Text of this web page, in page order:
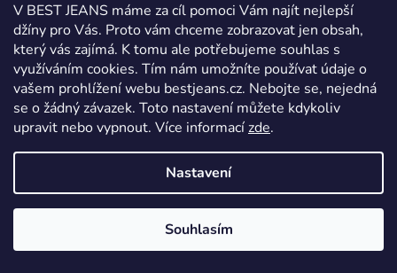
V BEST JEANS máme za cíl pomoci Vám najít nejlepší
džíny pro Vás. Proto vám chceme zobrazovat jen obsah,
který vás zajímá. K tomu ale potřebujeme souhlas s
využíváním cookies. Tím nám umožníte používat údaje o
vašem prohlížení webu bestjeans.cz. Nebojte se, nejedná
se o žádný závazek. Toto nastavení můžete kdykoliv
upravit nebo vypnout. Více informacízde.
Nastavení
Souhlasím